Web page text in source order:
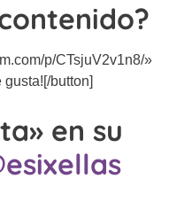
p/CTsjuV2v1n8/»
button]
en su